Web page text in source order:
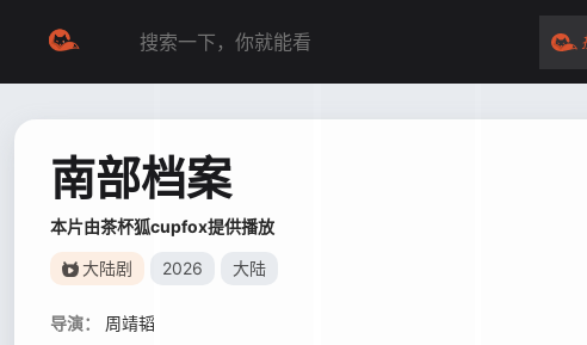
南部档案
本片由茶杯狐cupfox提供播放
大陆剧 2026 大陆
导演：
周靖韬